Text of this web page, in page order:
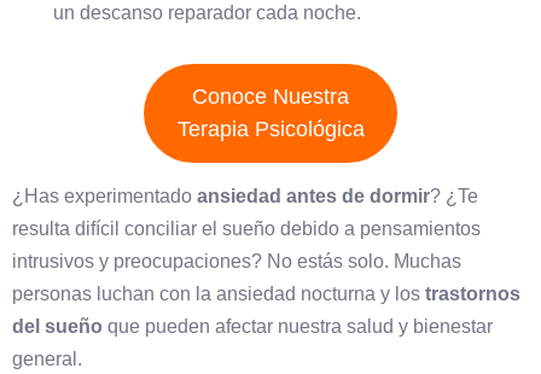
un descanso reparador cada noche.
Conoce Nuestra
Terapia Psicológica
¿Has experimentado ansiedad antes de dormir? ¿Te
resulta difícil conciliar el sueño debido a pensamientos
intrusivos y preocupaciones? No estás solo. Muchas
personas luchan con la ansiedad nocturna y los trastornos
del sueño que pueden afectar nuestra salud y bienestar
general.